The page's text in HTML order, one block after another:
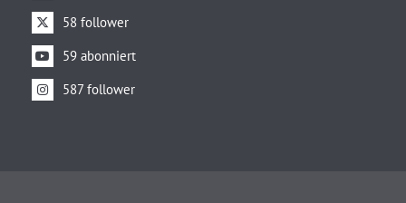
58 follower
59 abonniert
587 follower